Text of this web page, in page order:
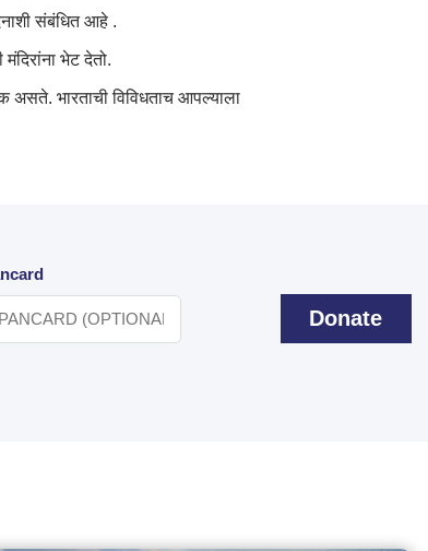
संबंधित आहे .
भेट देतो.
असते. भारताची विविधताच आपल्याला
Donate